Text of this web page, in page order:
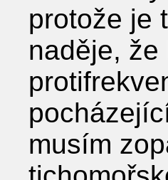
protože je
naděje,
musím